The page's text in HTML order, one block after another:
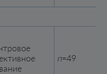
n=49